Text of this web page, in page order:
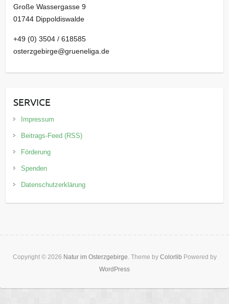
Große Wassergasse 9
01744 Dippoldiswalde
+49 (0) 3504 / 618585
osterzgebirge@grueneliga.de
SERVICE
Impressum
Beitrags-Feed (RSS)
Förderung
Spenden
Datenschutzerklärung
Copyright © 2026 Natur im Osterzgebirge. Theme by Colorlib Powered by
WordPress